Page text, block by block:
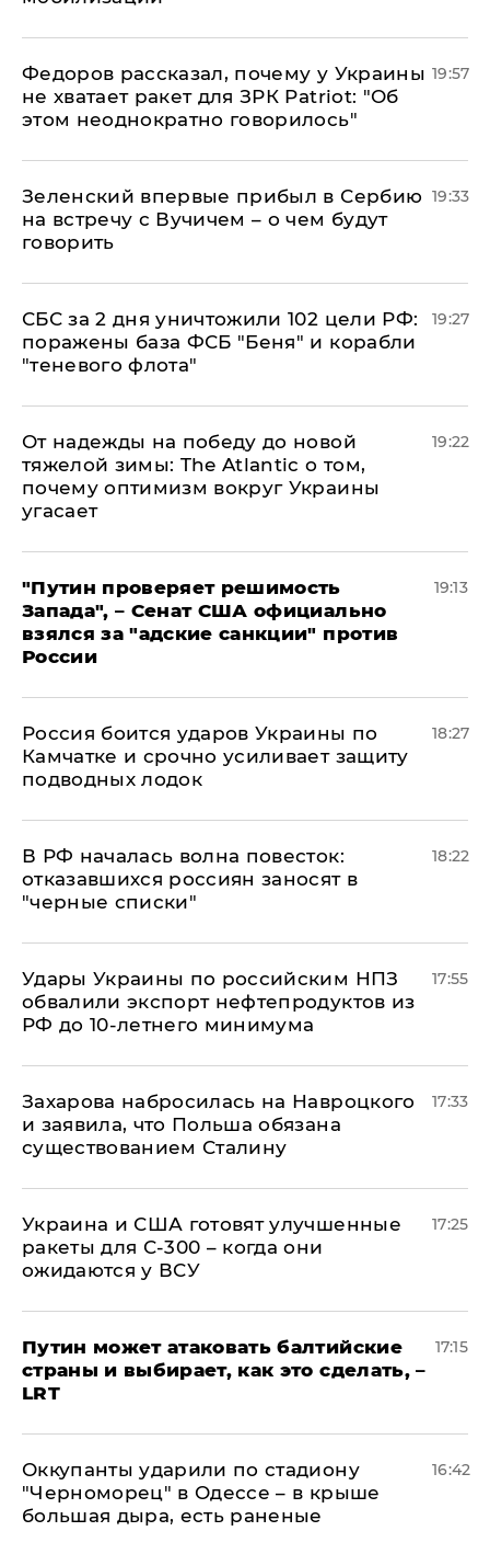
Федоров рассказал, почему у Украины
не хватает ракет для ЗРК Patriot: "Об
этом неоднократно говорилось"
19:57
Зеленский впервые прибыл в Сербию
на встречу с Вучичем – о чем будут
говорить
19:33
СБС за 2 дня уничтожили 102 цели РФ:
поражены база ФСБ "Беня" и корабли
"теневого флота"
19:27
От надежды на победу до новой
тяжелой зимы: The Atlantic о том,
почему оптимизм вокруг Украины
угасает
19:22
"Путин проверяет решимость
Запада", – Сенат США официально
взялся за "адские санкции" против
России
19:13
Россия боится ударов Украины по
Камчатке и срочно усиливает защиту
подводных лодок
18:27
​В РФ началась волна повесток:
отказавшихся россиян заносят в
"черные списки"
18:22
Удары Украины по российским НПЗ
обвалили экспорт нефтепродуктов из
РФ до 10-летнего минимума
17:55
​Захарова набросилась на Навроцкого
и заявила, что Польша обязана
существованием Сталину
17:33
Украина и США готовят улучшенные
ракеты для С-300 – когда они
ожидаются у ВСУ
17:25
Путин может атаковать балтийские
страны и выбирает, как это сделать, –
LRT
17:15
Оккупанты ударили по стадиону
"Черноморец" в Одессе – в крыше
большая дыра, есть раненые
16:42